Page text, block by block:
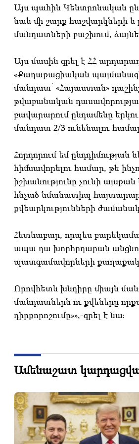
Այս պահին Կենտրոնական
նաև մի շարք հաշվարկների և
մանդատների բաշխում,
Այս մասին գրել է ՀՀ
«Քաղաքացիական
մանդատ՝ «Հայաստան»
թվաբանական
բավարարում ընդամենը երկու
մանդատ 2/3 ունենալու
Հորդորում եմ ընդդիմության
հիմնավորելու համար, թե
իշխանությունը չունի
հնչած նմանատիպ
քվեարկությունների
Հետևաբար, որպես
ապա դա խորհրդարան անցնող
պատգամավորների
Որովհետև խնդիրը միայն
մանդատներն ու քվեները
դիրքորոշումը»»,-գրել է նա։
Ամենաշատ